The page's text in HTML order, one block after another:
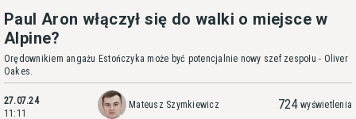
Paul Aron włączył się do walki o miejsce w
Alpine?
Orędownikiem angażu Estończyka może być potencjalnie nowy szef zespołu - Oliver
Oakes.
27.07.24
11:11
Mateusz Szymkiewicz 724 wyświetlenia